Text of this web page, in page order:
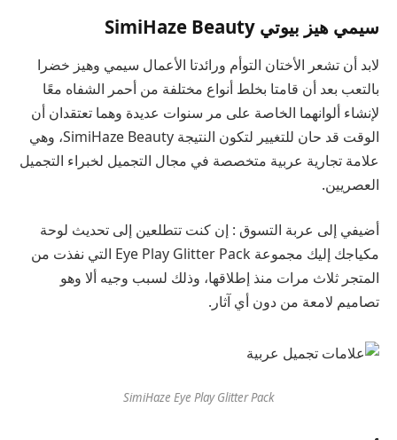
سيمي هيز بيوتي SimiHaze Beauty
لابد أن تشعر الأختان التوأم ورائدتا الأعمال سيمي وهيز خضرا
بالتعب بعد أن قامتا بخلط أنواع مختلفة من أحمر الشفاه معًا
لإنشاء ألوانهما الخاصة على مر سنوات عديدة وهما تعتقدان أن
الوقت قد حان للتغيير لتكون النتيجة SimiHaze Beauty، وهي
علامة تجارية عربية متخصصة في مجال التجميل لخبراء التجميل
العصريين.
أضيفي إلى عربة التسوق : إن كنت تتطلعين إلى تحديث لوحة
مكياجك إليك مجموعة Eye Play Glitter Pack التي نفذت من
المتجر ثلاث مرات منذ إطلاقها، وذلك لسبب وجيه ألا وهو
تصاميم لامعة من دون أي آثار.
SimiHaze Eye Play Glitter Pack